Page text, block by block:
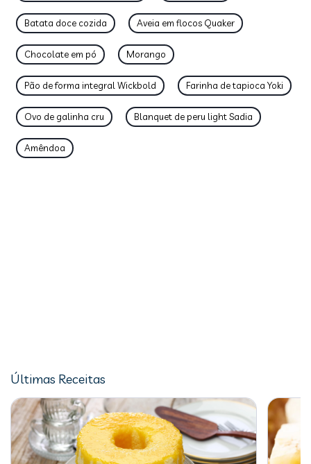
Batata doce cozida Aveia em flocos Quaker
Chocolate em pó Morango
Pão de forma integral Wickbold Farinha de tapioca Yoki
Ovo de galinha cru Blanquet de peru light Sadia
Amêndoa
Últimas Receitas